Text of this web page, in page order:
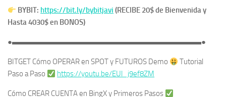
BYBIT: https://bit.ly/bybitjavi (RECIBE 20$ de Bienvenida y
Hasta 4030$ en BONOS)
●▬▬▬▬▬▬▬▬▬▬▬▬▬▬▬▬▬▬▬▬▬▬▬▬▬●
BITGET Cómo OPERAR en SPOT y FUTUROS Demo ​
​ Tutorial
Paso a Paso
https://youtu.be/EUl_j9ef8ZM
Cómo CREAR CUENTA en BingX y Primeros Pasos